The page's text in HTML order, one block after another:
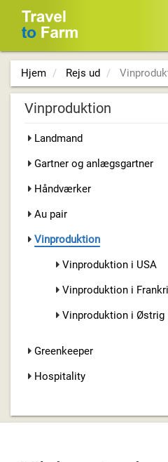
Hjem Rejs ud
Vinproduktion
Landmand
Gartner og anlægsgartner
Håndværker
Au pair
Vinproduktion
Vinproduktion i USA
Vinproduktion i
Vinproduktion i Østrig
Greenkeeper
Hospitality